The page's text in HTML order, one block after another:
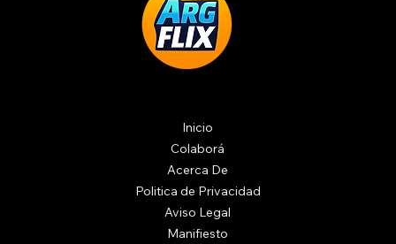
Inicio
Colaborá
Acerca De
Politica de Privacidad
Aviso Legal
Manifiesto